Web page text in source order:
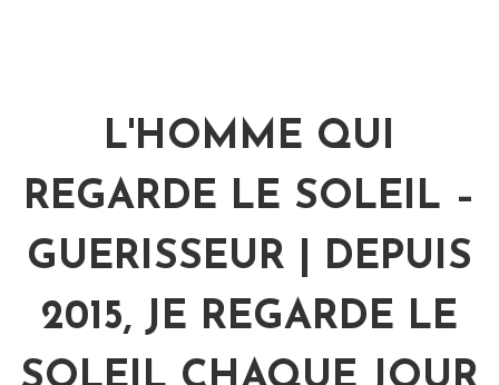
L'HOMME QUI
REGARDE LE SOLEIL –
GUERISSEUR | DEPUIS
2015, JE REGARDE LE